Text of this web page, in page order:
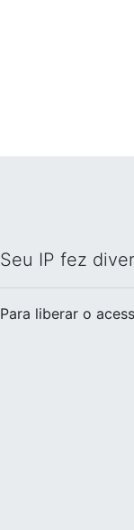
Seu IP fez
Para liberar o